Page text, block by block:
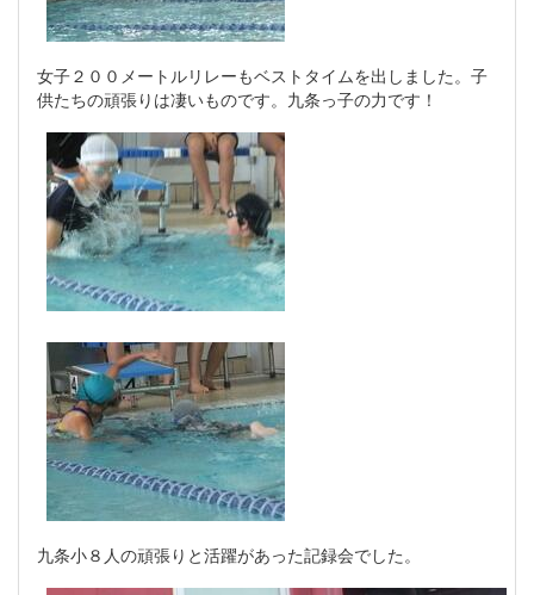
女子２００メートルリレーもベストタイムを出しました。子
供たちの頑張りは凄いものです。九条っ子の力です！
九条小８人の頑張りと活躍があった記録会でした。